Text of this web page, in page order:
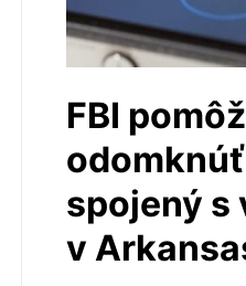
FBI
spojený s
v